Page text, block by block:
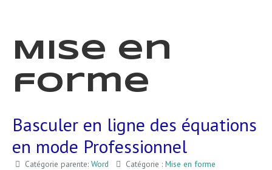
Mise en
forme
Basculer en ligne des équations
en mode Professionnel
Catégorie parente: Word Catégorie : Mise en forme